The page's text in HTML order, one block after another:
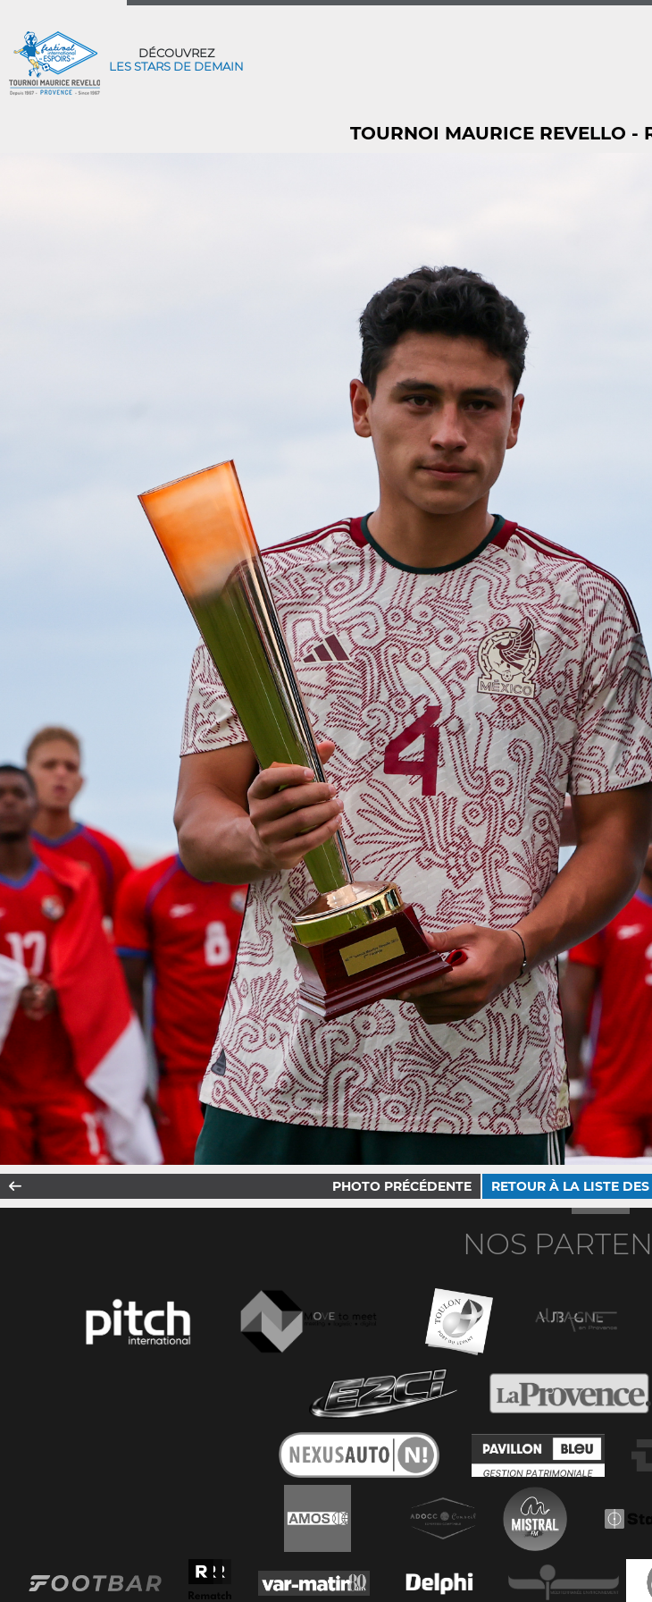
DÉCOUVREZ
LES STARS DE DEMAIN
TOURNOI MAURICE REVELLO -
PHOTO PRÉCÉDENTE RETOUR À LA LISTE
NOS